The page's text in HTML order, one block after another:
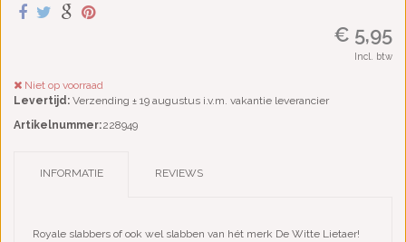
€ 5,95
Incl. btw
Niet op voorraad
Levertijd: Verzending ± 19 augustus i.v.m. vakantie leverancier
Artikelnummer:228949
INFORMATIE REVIEWS
Royale slabbers of ook wel slabben van hét merk De Witte Lietaer!